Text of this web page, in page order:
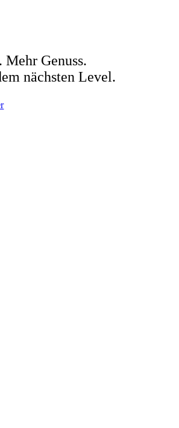
Mehr Genuss.
nächsten Level.